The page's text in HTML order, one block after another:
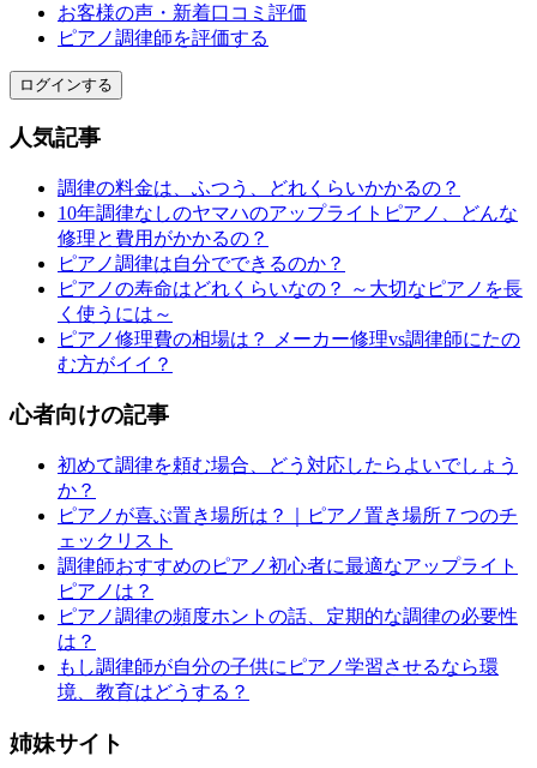
お客様の声・新着口コミ評価
ピアノ調律師を評価する
ログインする
人気記事
調律の料金は、ふつう、どれくらいかかるの？
10年調律なしのヤマハのアップライトピアノ、どんな
修理と費用がかかるの？
ピアノ調律は自分でできるのか？
ピアノの寿命はどれくらいなの？ ～大切なピアノを長
く使うには～
ピアノ修理費の相場は？ メーカー修理vs調律師にたの
む方がイイ？
心者向けの記事
初めて調律を頼む場合、どう対応したらよいでしょう
か？
ピアノが喜ぶ置き場所は？｜ピアノ置き場所７つのチ
ェックリスト
調律師おすすめのピアノ初心者に最適なアップライト
ピアノは？
ピアノ調律の頻度ホントの話、定期的な調律の必要性
は？
もし調律師が自分の子供にピアノ学習させるなら環
境、教育はどうする？
姉妹サイト